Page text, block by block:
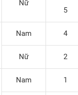
Nữ
5
Nam 4
Nữ 2
Nam 1